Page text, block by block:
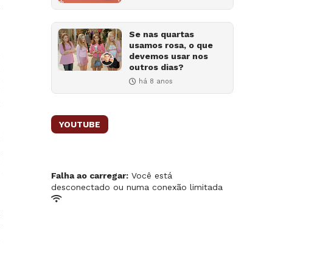
Se nas quartas
usamos rosa, o que
devemos usar nos
outros dias?
há 8 anos
YOUTUBE
Falha ao carregar: Você está
desconectado ou numa conexão limitada